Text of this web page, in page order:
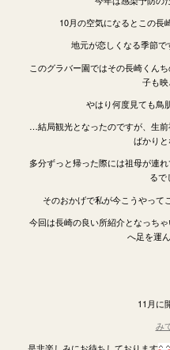
10月の空気になるとこの長
地元が恋しくなる季節
このグラバー園ではその長崎くん
子も映
やはり何度見ても鳥
…結局観光となったのですが、生
ばかりと
多分ずっと帰った際には祖母が連
るで
そのおかげで私が今こうやって
今回は長崎の良い所紹介となっち
へ足を運
11月に
み